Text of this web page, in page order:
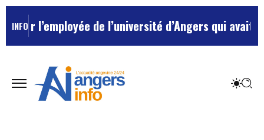
INFO de l’université d’Angers qui avait traité